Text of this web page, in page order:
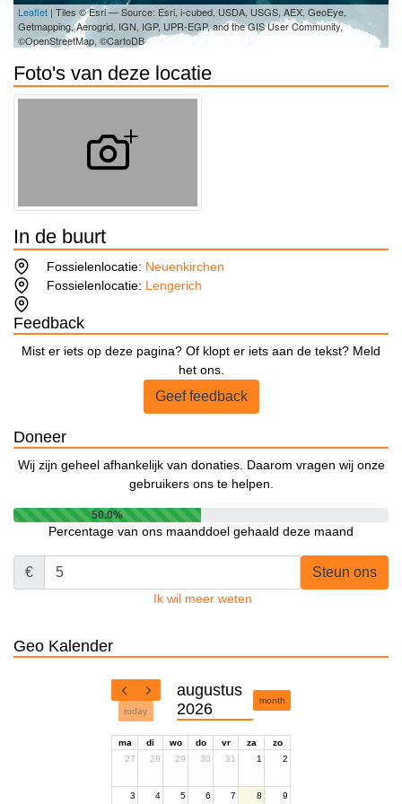
Leaflet | Tiles © Esri — Source: Esri, i-cubed, USDA, USGS, AEX, GeoEye,
Getmapping, Aerogrid, IGN, IGP, UPR-EGP, and the GIS User Community,
©OpenStreetMap, ©CartoDB
Foto's van deze locatie
In de buurt
Fossielenlocatie: Neuenkirchen
Fossielenlocatie: Lengerich
Feedback
Mist er iets op deze pagina? Of klopt er iets aan de tekst? Meld
het ons.
Geef feedback
Doneer
Wij zijn geheel afhankelijk van donaties. Daarom vragen wij onze
gebruikers ons te helpen.
50.0%
Percentage van ons maanddoel gehaald deze maand
€ Steun ons
Ik wil meer weten
Geo Kalender
today
augustus
2026
month
ma di wo do vr za
zo
27
28 29 30 31 1 2
3 4 5 6 7 8 9